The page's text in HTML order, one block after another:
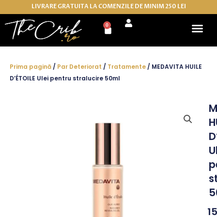
to
content
LIVRARE GRATUITA LA COMENZILE DE MINIM 250 LEI
0
Cart
Prima pagină / Par Deteriorat / Tratamente / MEDAVITA HUILE
D’ÉTOILE Ulei pentru stralucire 50ml